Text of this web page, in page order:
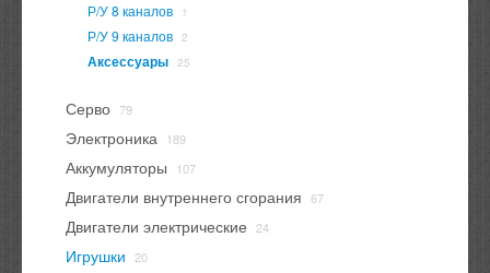
Р/У 8 каналов 1
Р/У 9 каналов 2
Аксессуары 25
Серво 79
Электроника 189
Аккумуляторы 107
Двигатели внутреннего сгорания 67
Двигатели электрические 24
Игрушки 20